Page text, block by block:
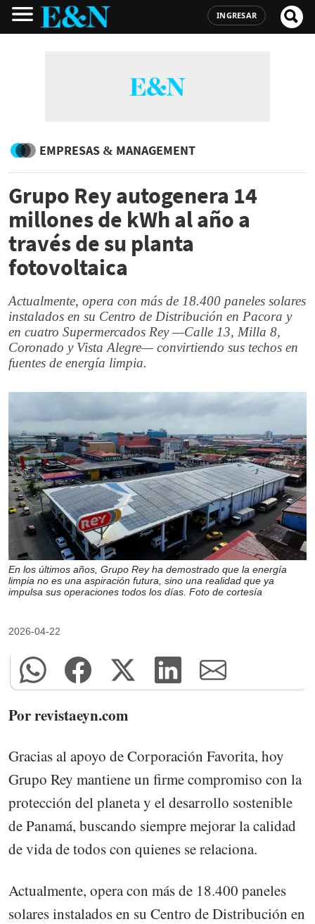
INGRESAR
EMPRESAS & MANAGEMENT
Grupo Rey autogenera 14
millones de kWh al año a
través de su planta
fotovoltaica
Actualmente, opera con más de 18.400 paneles solares
instalados en su Centro de Distribución en Pacora y
en cuatro Supermercados Rey —Calle 13, Milla 8,
Coronado y Vista Alegre— convirtiendo sus techos en
fuentes de energía limpia.
En los últimos años, Grupo Rey ha demostrado que la energía
limpia no es una aspiración futura, sino una realidad que ya
impulsa sus operaciones todos los días. Foto de cortesía
2026-04-22
Por revistaeyn.com
Gracias al apoyo de Corporación Favorita, hoy
Grupo Rey mantiene un firme compromiso con la
protección del planeta y el desarrollo sostenible
de Panamá, buscando siempre mejorar la calidad
de vida de todos con quienes se relaciona.
Actualmente, opera con más de 18.400 paneles
solares instalados en su Centro de Distribución en